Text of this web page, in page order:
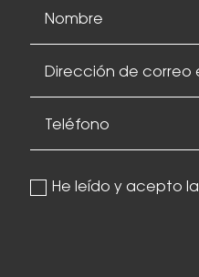
He leído y acepto la